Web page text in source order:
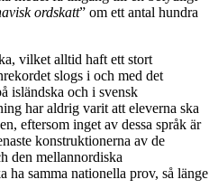
ordskatt” om ett antal hundra
vilket alltid haft ett stort
slogs i och med det
isländska och i svensk
har aldrig varit att eleverna ska
eftersom inget av dessa språk är
konstruktionerna av de
den mellannordiska
ha samma nationella prov, så länge